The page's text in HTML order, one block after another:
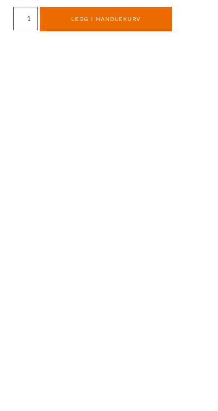
LEGG I HANDLEKURV